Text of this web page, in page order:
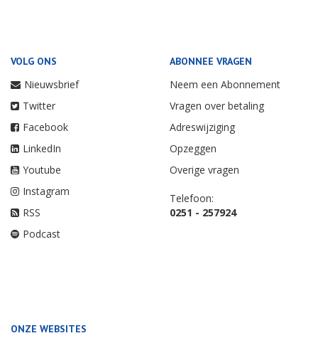
VOLG ONS
Nieuwsbrief
Twitter
Facebook
LinkedIn
Youtube
Instagram
RSS
Podcast
ABONNEE VRAGEN
Neem een Abonnement
Vragen over betaling
Adreswijziging
Opzeggen
Overige vragen
Telefoon:
0251 - 257924
ONZE WEBSITES